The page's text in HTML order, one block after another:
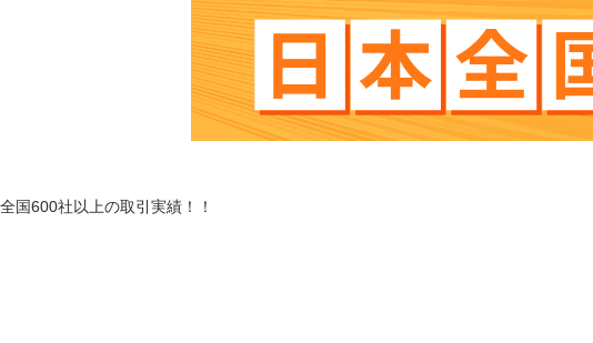
全国600社以上の取引実績！！